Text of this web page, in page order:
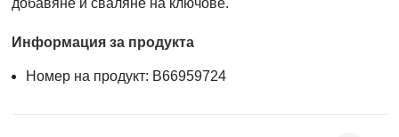
Информация за продукта
Номер на продукт: B66959724